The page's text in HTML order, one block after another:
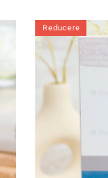
Reducere